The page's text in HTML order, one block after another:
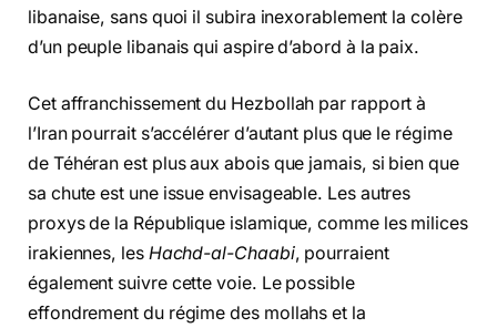
libanaise, sans quoi il subira inexorablement la colère
d’un peuple libanais qui aspire d’abord à la paix.
Cet affranchissement du Hezbollah par rapport à
l’Iran pourrait s’accélérer d’autant plus que le régime
de Téhéran est plus aux abois que jamais, si bien que
sa chute est une issue envisageable. Les autres
proxys de la République islamique, comme les milices
irakiennes, les Hachd-al-Chaabi, pourraient
également suivre cette voie. Le possible
effondrement du régime des mollahs et la